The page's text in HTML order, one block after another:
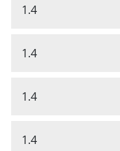
1.4
1.4
1.4
1.4